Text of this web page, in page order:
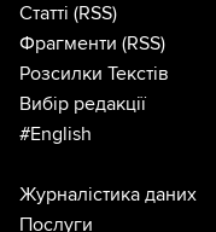
Статті (RSS)
Фрагменти (RSS)
Розсилки Текстів
Вибір редакції
#English
Журналістика даних
Послуги